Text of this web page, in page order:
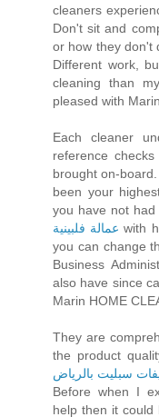
cleaners
Don't sit and
or how they don't
Different work,
cleaning than
pleased with
Each cleaner
reference
brought on-
been your
you have not
عمالة فلبينية with
you can change
Business
also have since
Marin HOME
They are
the product
سبليت بالرياض
Before when I
help then it could